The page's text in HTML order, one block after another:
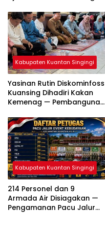
Kabupaten Kuantan Singingi
Yasinan Rutin Diskominfoss
Kuansing Dihadiri Kakan
Kemenag — Pembangunan
Kabupaten Kuantan Singingi
214 Personel dan 9
Armada Air Disiagakan —
Pengamanan Pacu Jalur